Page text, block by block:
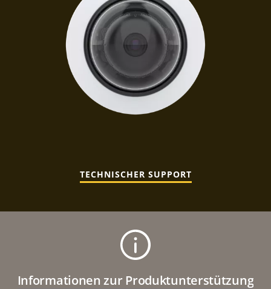
TECHNISCHER SUPPORT
Informationen zur Produktunterstützung